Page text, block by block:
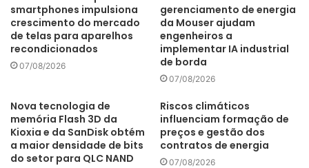
não conta com rede de distribuição de gás por estar
distante do gasoduto Bolívia-Brasil. O projeto “Cidades
Sustentáveis” viabilizará a chegada do biogás por meio da
nova fonte de suprimento renovável. O modelo poderá ser
replicado e contribuir para o desenvolvimento do Oeste
sucroalcooleiras no Estado.
smartphones impulsiona
crescimento do mercado
de telas para aparelhos
recondicionados
07/08/2026
gerenciamento de energia
da Mouser ajudam
engenheiros a
implementar IA industrial
de borda
07/08/2026
Nova tecnologia de
memória Flash 3D da
Kioxia e da SanDisk obtém
a maior densidade de bits
do setor para QLC NAND
Riscos climáticos
influenciam formação de
preços e gestão dos
contratos de energia
07/08/2026